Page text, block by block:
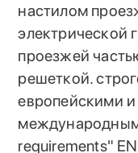
настилом
электрической
проезжей
решеткой.
европейскими и
requirements"